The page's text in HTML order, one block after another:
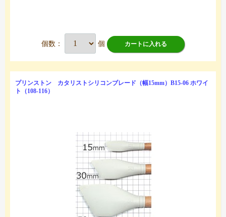
個数： 個 カートに入れる
プリンストン カタリストシリコンブレード（幅15mm）B15-06 ホワイ
ト（108-116）